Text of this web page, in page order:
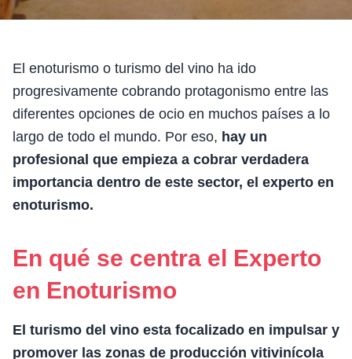
El enoturismo o turismo del vino ha ido
progresivamente cobrando protagonismo entre las
diferentes opciones de ocio en muchos países a lo
largo de todo el mundo. Por eso, hay un
profesional que empieza a cobrar verdadera
importancia dentro de este sector, el experto en
enoturismo.
En qué se centra el Experto
en Enoturismo
El turismo del vino esta focalizado en impulsar y
promover las zonas de producción vitivinícola